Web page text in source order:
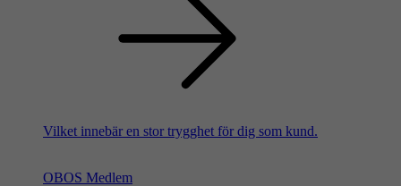
Vilket innebär en stor trygghet för dig som kund.
OBOS Medlem